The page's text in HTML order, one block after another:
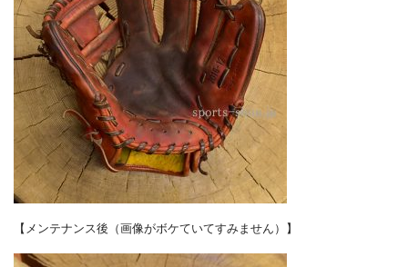
【メンテナンス後（画像がボケていてすみません）】